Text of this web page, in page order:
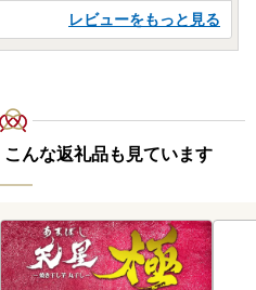
レビューをもっと見る
んな返礼品も見ています